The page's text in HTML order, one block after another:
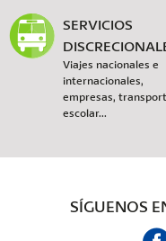
SERVICIOS
Viajes nacionales e
internacionales,
empresas,
escolar...
SÍGUENOS